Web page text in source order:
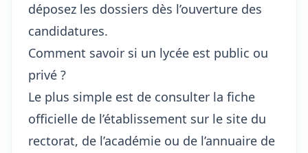
déposez les dossiers dès l’ouverture des
candidatures.
Comment savoir si un lycée est public ou
privé ?
Le plus simple est de consulter la fiche
officielle de l’établissement sur le site du
rectorat, de l’académie ou de l’annuaire de